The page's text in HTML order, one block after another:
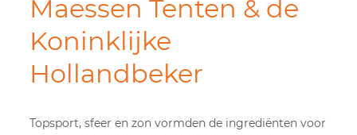
Maessen Tenten & de
Koninklijke
Hollandbeker
Topsport, sfeer en zon vormden de ingrediënten voor